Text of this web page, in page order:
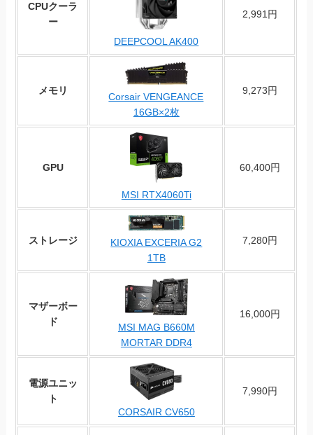
CPUクーラ
ー
DEEPCOOL AK400
2,991円
メモリ
Corsair VENGEANCE
16GB×2枚
9,273円
GPU
MSI RTX4060Ti
60,400円
ストレージ
KIOXIA EXCERIA G2
1TB
7,280円
マザーボー
ド
MSI MAG B660M
MORTAR DDR4
16,000円
電源ユニッ
ト
CORSAIR CV650
7,990円